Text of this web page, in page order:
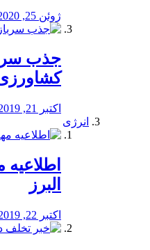
ژوئن 25, 2020
جذب
اکتبر 21, 2019
انرژی
البرز
اکتبر 22, 2019